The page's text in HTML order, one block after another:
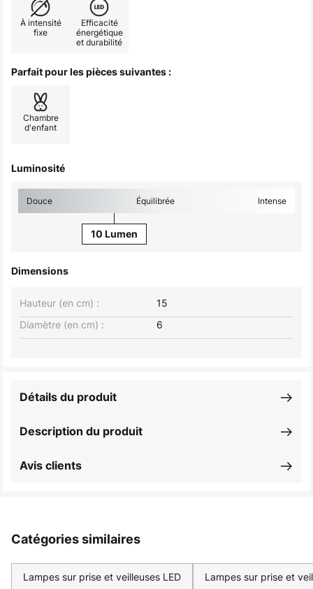
À intensité
fixe
Efficacité
énergétique
et durabilité
Parfait pour les pièces suivantes :
Chambre
d'enfant
Luminosité
Douce Équilibrée Intense
10 Lumen
Dimensions
Hauteur (en cm) :
15
Diamètre (en cm) :
6
Description du produit
Détails du produit
Avis clients
Catégories similaires
Lampes sur prise et veilleuses LED Lampes sur prise et